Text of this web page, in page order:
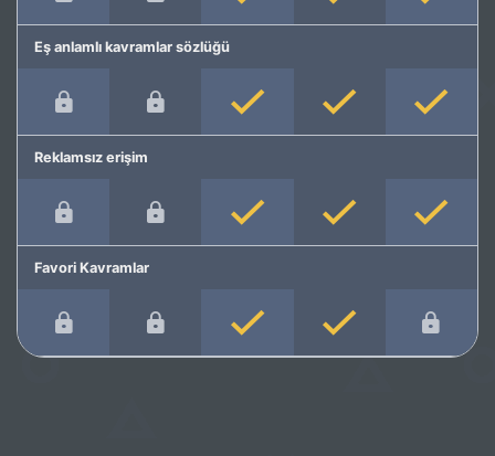
Eş anlamlı kavramlar sözlüğü
Reklamsız erişim
Favori Kavramlar